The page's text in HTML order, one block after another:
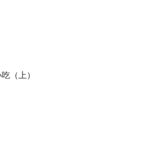
（上）